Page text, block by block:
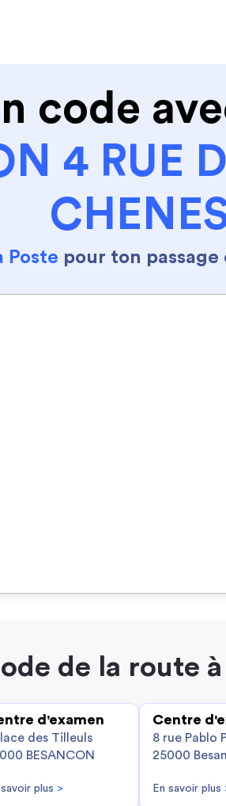
code
4 RUE
Poste pour ton passage
de la route
d'examen
des Tilleuls
BESANCON
savoir plus >
Centre
8 rue Pablo
25000
En savoir plus